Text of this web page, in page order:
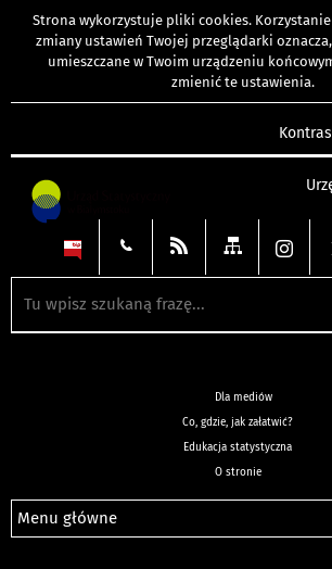
Strona wykorzystuje pliki cookies.
zmiany ustawień Twojej przeglądarki
umieszczane w Twoim urządzeniu
zmienić te ustawienia.
Dla mediów
Co, gdzie, jak załatwić?
Edukacja statystyczna
O stronie
Menu główne